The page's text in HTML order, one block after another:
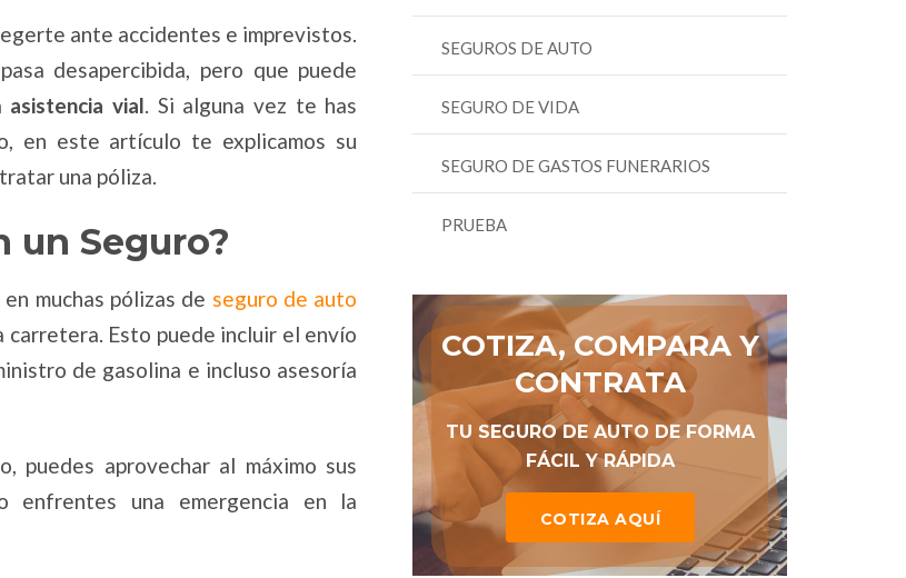
ante accidentes e imprevistos.
desapercibida, pero que puede
asistencia vial . Si alguna vez te has
en este artículo te explicamos su
una póliza.
un Seguro?
muchas pólizas de seguro de auto
carretera. Esto puede incluir el envío
de gasolina e incluso asesoría
puedes aprovechar al máximo sus
enfrentes una emergencia en la
SEGUROS DE AUTO
SEGURO DE VIDA
SEGURO DE GASTOS FUNERARIOS
PRUEBA
COTIZA, COMPARA Y
CONTRATA
TU SEGURO DE AUTO DE FORMA
FÁCIL Y RÁPIDA
COTIZA AQUÍ